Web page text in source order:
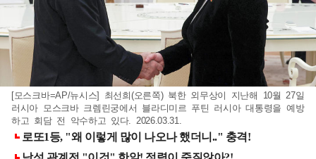
[모스크바=AP/뉴시스] 최선희(오른쪽) 북한 외무상이 지난해 10월 27일
러시아 모스크바 크렘린궁에서 블라디미르 푸틴 러시아 대통령을 예방
하고 회담 전 악수하고 있다. 2026.03.31.